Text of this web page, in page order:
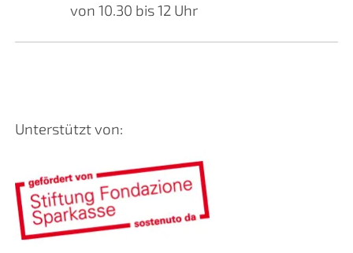
von 10.30 bis 12 Uhr
Unterstützt von: